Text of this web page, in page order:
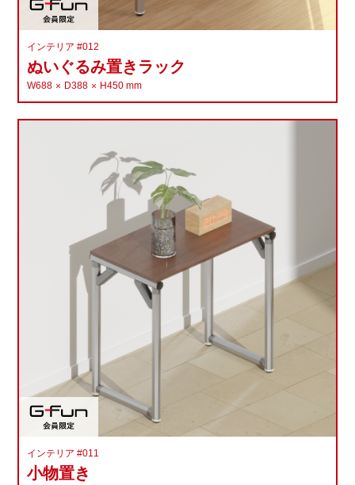
インテリア #012
ぬいぐるみ置きラック
W688 D388 H450 mm
インテリア #011
小物置き